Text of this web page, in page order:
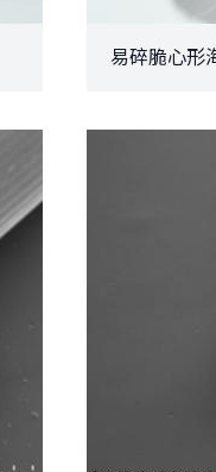
易碎脆心形